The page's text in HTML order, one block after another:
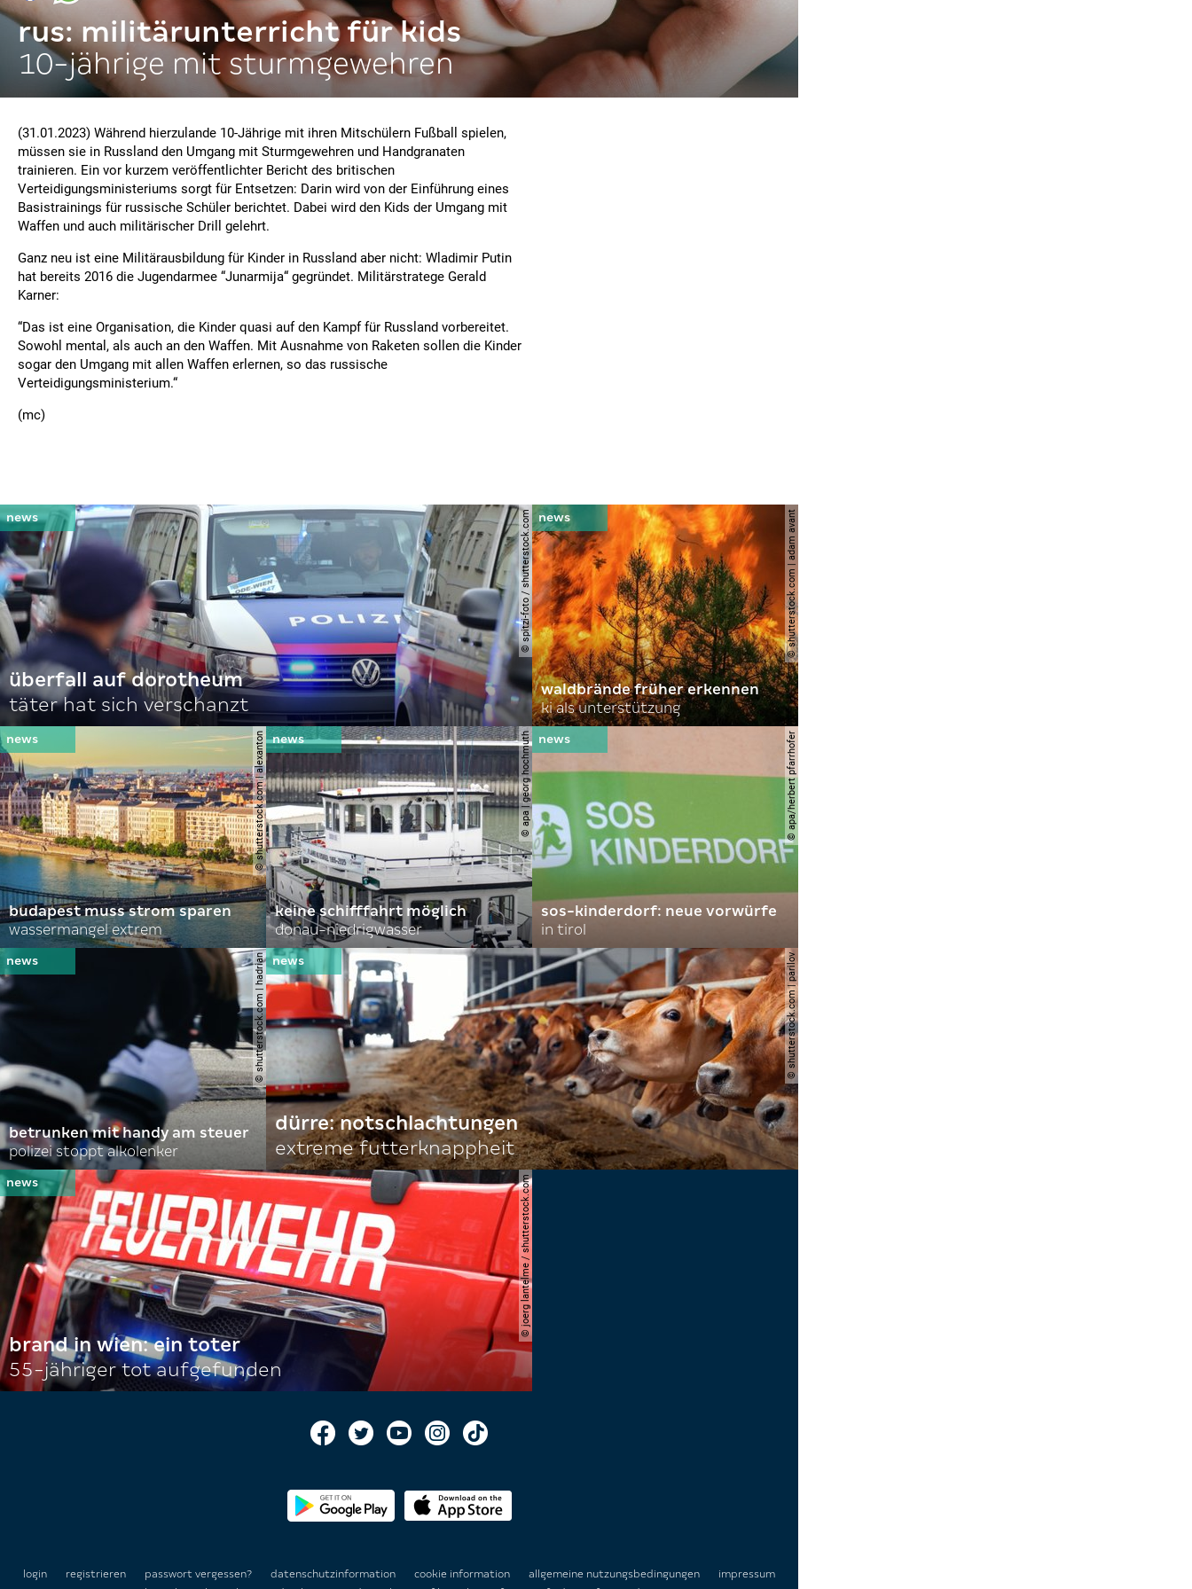
rus: militärunterricht für kids
10-jährige mit sturmgewehren
(31.01.2023) Während hierzulande 10-Jährige mit ihren Mitschülern Fußball spielen,
müssen sie in Russland den Umgang mit Sturmgewehren und Handgranaten
trainieren. Ein vor kurzem veröffentlichter Bericht des britischen
Verteidigungsministeriums sorgt für Entsetzen: Darin wird von der Einführung eines
Basistrainings für russische Schüler berichtet. Dabei wird den Kids der Umgang mit
Waffen und auch militärischer Drill gelehrt.
Ganz neu ist eine Militärausbildung für Kinder in Russland aber nicht: Wladimir Putin
hat bereits 2016 die Jugendarmee “Junarmija“ gegründet. Militärstratege Gerald
Karner:
“Das ist eine Organisation, die Kinder quasi auf den Kampf für Russland vorbereitet.
Sowohl mental, als auch an den Waffen. Mit Ausnahme von Raketen sollen die Kinder
sogar den Umgang mit allen Waffen erlernen, so das russische
Verteidigungsministerium.“
(mc)
© spitzi-foto / shutterstock.com
überfall auf dorotheum
täter hat sich verschanzt
© shutterstock.com | adam avant
waldbrände früher erkennen
ki als unterstützung
© shutterstock.com | alexanton
budapest muss strom sparen
wassermangel extrem
© apa | georg hochmuth
keine schifffahrt möglich
donau-niedrigwasser
© apa/herbert pfarrhofer
sos-kinderdorf: neue vorwürfe
in tirol
© shutterstock.com | hadrian
betrunken mit handy am steuer
polizei stoppt alkolenker
© shutterstock.com | parilov
dürre: notschlachtungen
extreme futterknappheit
© joerg lantelme / shutterstock.com
brand in wien: ein toter
55-jähriger tot aufgefunden
login registrieren passwort vergessen? datenschutzinformation cookie information allgemeine nutzungsbedingungen
impressum